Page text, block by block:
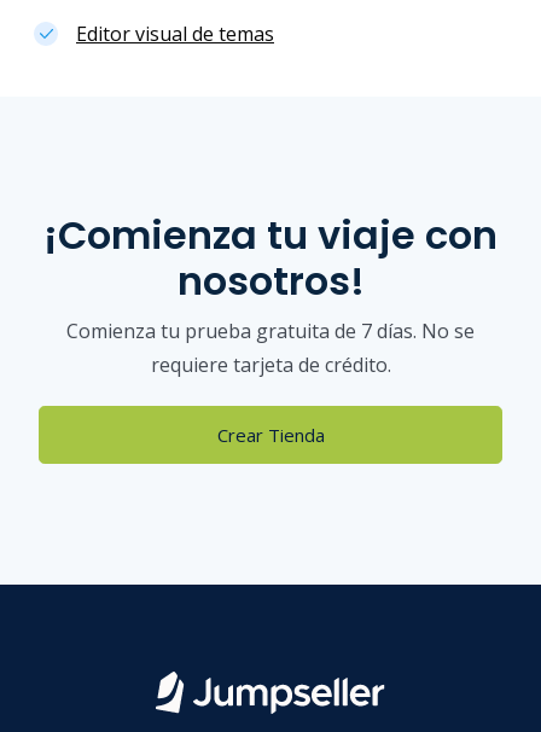
Editor visual de temas
¡Comienza tu viaje con
nosotros!
Comienza tu prueba gratuita de 7 días. No se
requiere tarjeta de crédito.
Crear Tienda